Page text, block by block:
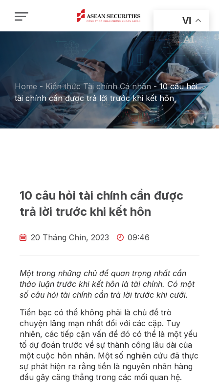
Home - Kiến thức Tài chính Cá nhân -10 câu hỏi
tài chính cần được trả lời trước khi kết hôn
10 câu hỏi tài chính cần được
trả lời trước khi kết hôn
20 Tháng Chín, 2023 09:46
Một trong những chủ đề quan trọng nhất cần
thảo luận trước khi kết hôn là tài chính. Có một
số câu hỏi tài chính cần trả lời trước khi cưới.
Tiền bạc có thể không phải là chủ đề trò
chuyện lãng mạn nhất đối với các cặp. Tuy
nhiên, các tiếp cận vấn đề đó có thể là một yếu
tố dự đoán trước về sự thành công lâu dài của
một cuộc hôn nhân. Một số nghiên cứu đã thực
sự phát hiện ra rằng tiền là nguyên nhân hàng
đầu gây căng thẳng trong các mối quan hệ.
VI